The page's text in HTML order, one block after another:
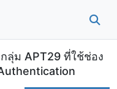
ลุ่ม APT29 ที่ใช้ช่อง